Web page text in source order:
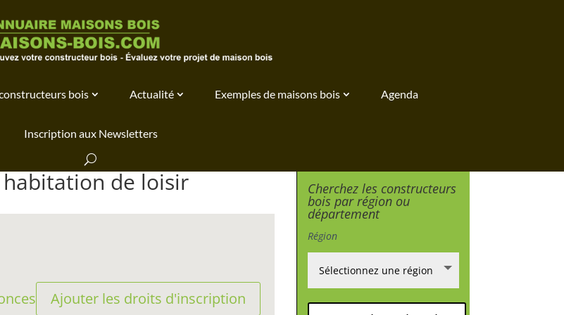
bois Actualité Exemples de maisons bois Agenda
Inscription aux Newsletters
de loisir
Ajouter les droits d'inscription
Cherchez les constructeurs
bois par région ou
département
Région